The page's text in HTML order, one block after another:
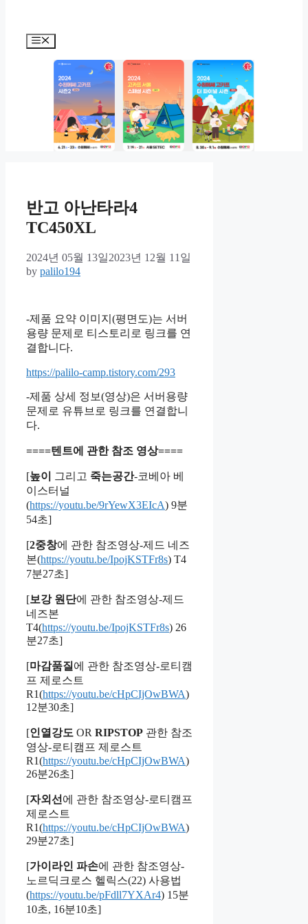
Menu
반고 아난타라4
TC450XL
2024년 05월 13일2023년 12월 11일
by palilo194
-제품 요약 이미지(평면도)는 서버
용량 문제로 티스토리로 링크를 연
결합니다.
https://palilo-camp.tistory.com/293
-제품 상세 정보(영상)은 서버용량
문제로 유튜브로 링크를 연결합니
다.
====텐트에 관한 참조 영상====
[높이 그리고 죽는공간-코베아 베
이스터널
(https://youtu.be/9rYewX3EIcA) 9분
54초]
[2중창에 관한 참조영상-제드 네즈
본(https://youtu.be/IpojKSTFr8s) T4
7분27초]
[보강 원단에 관한 참조영상-제드
네즈본
T4(https://youtu.be/IpojKSTFr8s) 26
분27초]
[마감품질 에 관한 참조영상-로티캠
프 제로스트
R1(https://youtu.be/cHpCIjOwBWA)
12분30초]
[인열강도 OR RIPSTOP 관한 참조
영상-로티캠프 제로스트
R1(https://youtu.be/cHpCIjOwBWA)
26분26초]
[자외선 에 관한 참조영상-로티캠프
제로스트
R1(https://youtu.be/cHpCIjOwBWA)
29분27초]
[가이라인 파손에 관한 참조영상-
노르딕크로스 헬릭스(22) 사용법
(https://youtu.be/pFdll7YXAr4) 15분
10초, 16분10초]